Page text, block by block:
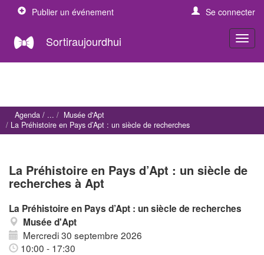
Publier un événement Se connecter
Sortiraujourdhui
Agenda
Musée d'Apt
La Préhistoire en Pays d’Apt : un siècle de recherches
La Préhistoire en Pays d’Apt : un siècle de
recherches à Apt
La Préhistoire en Pays d’Apt : un siècle de recherches
Musée d'Apt
Mercredi 30 septembre 2026
10:00 - 17:30